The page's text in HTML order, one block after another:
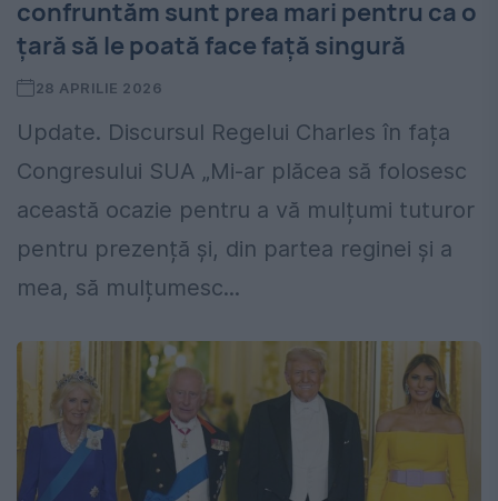
confruntăm sunt prea mari pentru ca o
ţară să le poată face faţă singură
28 APRILIE 2026
Update. Discursul Regelui Charles în fața
Congresului SUA „Mi-ar plăcea să folosesc
această ocazie pentru a vă mulțumi tuturor
pentru prezență și, din partea reginei și a
mea, să mulțumesc...